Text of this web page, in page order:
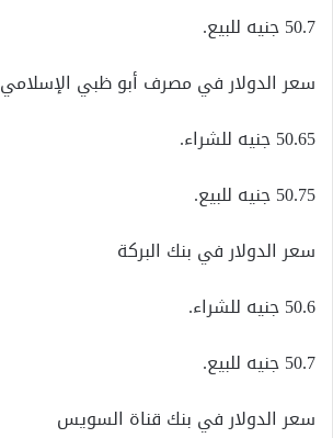
50.7 جنيه للبيع.
سعر الدولار في مصرف أبو ظبي الإسلامي
50.65 جنيه للشراء.
50.75 جنيه للبيع.
سعر الدولار في بنك البركة
50.6 جنيه للشراء.
50.7 جنيه للبيع.
سعر الدولار في بنك قناة السويس